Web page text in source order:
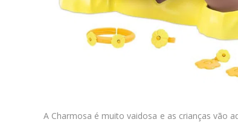
A Charmosa é muito vaidosa e as crianças vão